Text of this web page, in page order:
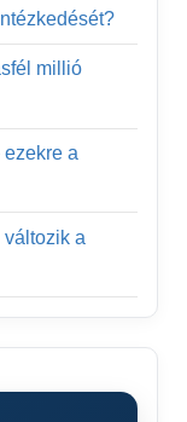
millió
a
változik a